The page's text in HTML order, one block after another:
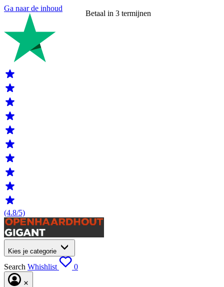
Ga naar de inhoud
Betaal in 3 termijnen
(4.8/5)
Kies je categorie
Search Whishlist 0